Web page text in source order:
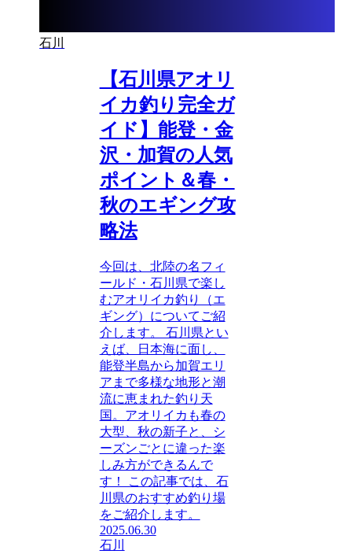
石川
【石川県アオリ
イカ釣り完全ガ
イド】能登・金
沢・加賀の人気
ポイント＆春・
秋のエギング攻
略法
今回は、北陸の名フィ
ールド・石川県で楽し
むアオリイカ釣り（エ
ギング）についてご紹
介します。 石川県とい
えば、日本海に面し、
能登半島から加賀エリ
アまで多様な地形と潮
流に恵まれた釣り天
国。アオリイカも春の
大型、秋の新子と、シ
ーズンごとに違った楽
しみ方ができるんで
す！ この記事では、石
川県のおすすめ釣り場
をご紹介します。
2025.06.30
石川